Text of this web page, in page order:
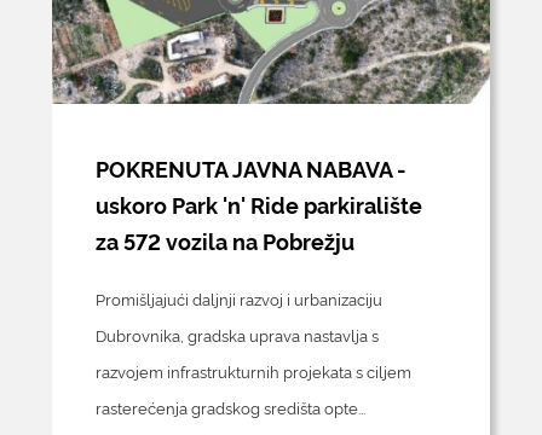
POKRENUTA JAVNA NABAVA -
uskoro Park 'n' Ride parkiralište
za 572 vozila na Pobrežju
Promišljajući daljnji razvoj i urbanizaciju
Dubrovnika, gradska uprava nastavlja s
razvojem infrastrukturnih projekata s ciljem
rasterećenja gradskog središta opte...